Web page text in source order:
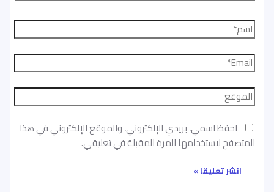
احفظ اسمي، بريدي الإلكتروني، والموقع الإلكتروني في هذا
المتصفح لاستخدامها المرة المقبلة في تعليقي.